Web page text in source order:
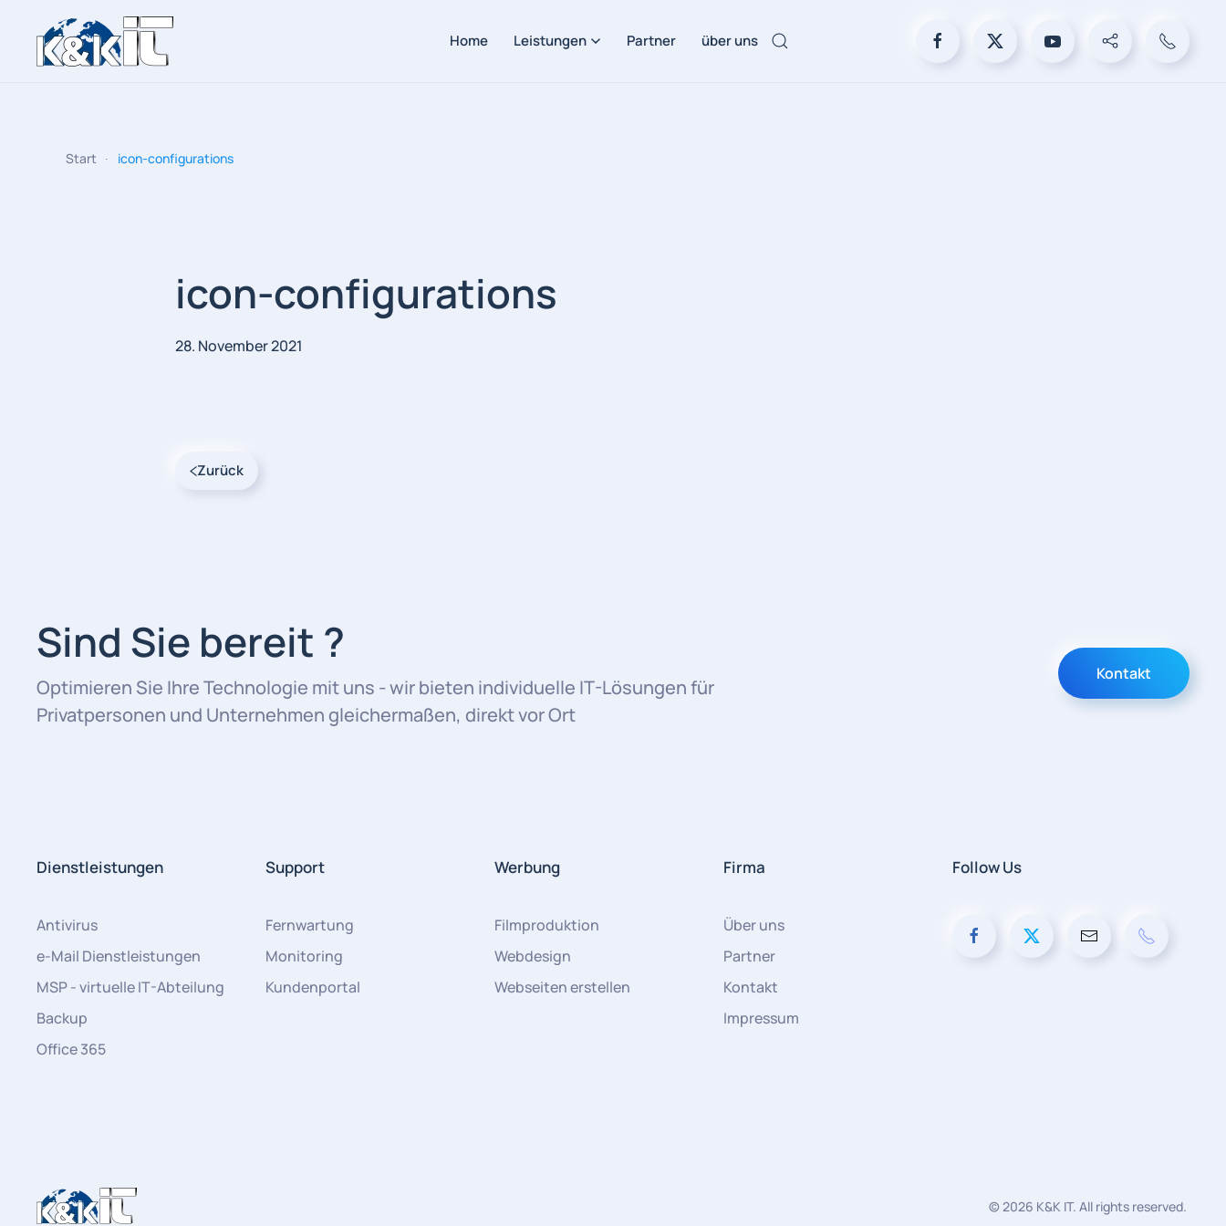
Zum Hauptinhalt springen
Home Leistungen Partner über uns
Start icon-configurations
icon-configurations
28. November 2021
Zurück
Sind Sie bereit ?
Optimieren Sie Ihre Technologie mit uns - wir bieten individuelle IT-Lösungen für
Privatpersonen und Unternehmen gleichermaßen, direkt vor Ort
Kontakt
Dienstleistungen
Antivirus
e-Mail Dienstleistungen
MSP - virtuelle IT-Abteilung
Backup
Office 365
Support
Fernwartung
Monitoring
Kundenportal
Werbung
Filmproduktion
Webdesign
Webseiten erstellen
Firma
Über uns
Partner
Kontakt
Impressum
Follow Us
© 2026 K&K IT. All rights reserved.